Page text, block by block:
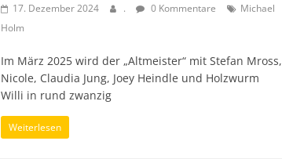
17. Dezember 2024 . 0 Kommentare
Michael
Holm
Im März 2025 wird der „Altmeister“ mit Stefan Mross,
Nicole, Claudia Jung, Joey Heindle und Holzwurm
Willi in rund zwanzig
Weiterlesen